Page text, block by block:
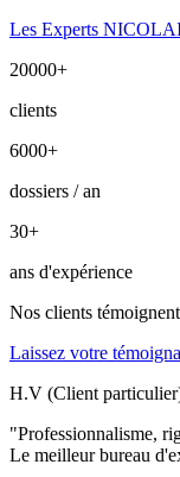
Les Experts
20000+
clients
6000+
dossiers / an
30+
ans d'expérience
Nos clients témoignent
Laissez votre
H.V (Client
"Professionnalisme,
Le meilleur bureau